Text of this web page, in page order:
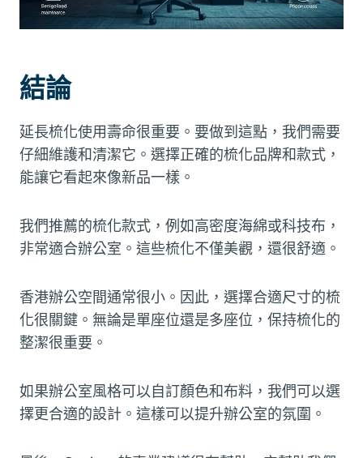
結論
延長梳化使用壽命很重要。要做到這點，我們需要
仔細維護和清潔它。選擇正確的梳化品牌和款式，
能讓它看起來像新品一樣。
我們推薦的梳化款式，例如高密度海綿或科技布，
非常適合辦公室。這些梳化不僅美觀，還很舒適。
香港辦公空間通常很小。因此，選擇合適尺寸的梳
化很關鍵。無論是單座位還是多座位，保持梳化的
整潔很重要。
如果辦公室風格可以自訂顏色和布料，我們可以選
擇更合適的設計。這樣可以提升辦公室的氛圍。